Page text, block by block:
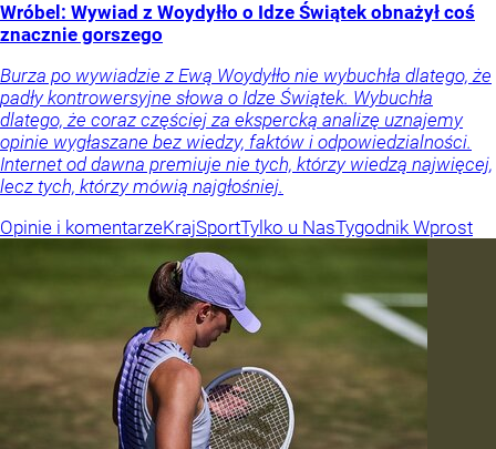
Wróbel: Wywiad z Woydyłło o Idze Świątek obnażył coś
znacznie gorszego
Burza po wywiadzie z Ewą Woydyłło nie wybuchła dlatego, że
padły kontrowersyjne słowa o Idze Świątek. Wybuchła
dlatego, że coraz częściej za ekspercką analizę uznajemy
opinie wygłaszane bez wiedzy, faktów i odpowiedzialności.
Internet od dawna premiuje nie tych, którzy wiedzą najwięcej,
lecz tych, którzy mówią najgłośniej.
Opinie i komentarzeKrajSportTylko u NasTygodnik Wprost